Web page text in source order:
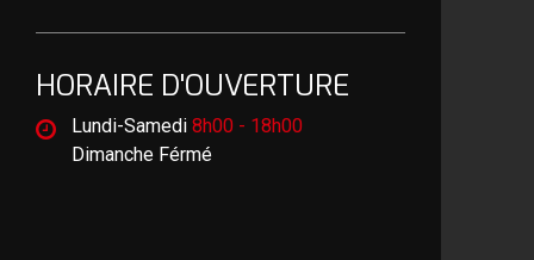
HORAIRE D'OUVERTURE
Lundi-Samedi 8h00 - 18h00
Dimanche Férmé